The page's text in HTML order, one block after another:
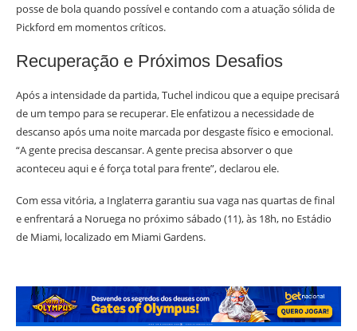
posse de bola quando possível e contando com a atuação sólida de
Pickford em momentos críticos.
Recuperação e Próximos Desafios
Após a intensidade da partida, Tuchel indicou que a equipe precisará
de um tempo para se recuperar. Ele enfatizou a necessidade de
descanso após uma noite marcada por desgaste físico e emocional.
“A gente precisa descansar. A gente precisa absorver o que
aconteceu aqui e é força total para frente”, declarou ele.
Com essa vitória, a Inglaterra garantiu sua vaga nas quartas de final
e enfrentará a Noruega no próximo sábado (11), às 18h, no Estádio
de Miami, localizado em Miami Gardens.